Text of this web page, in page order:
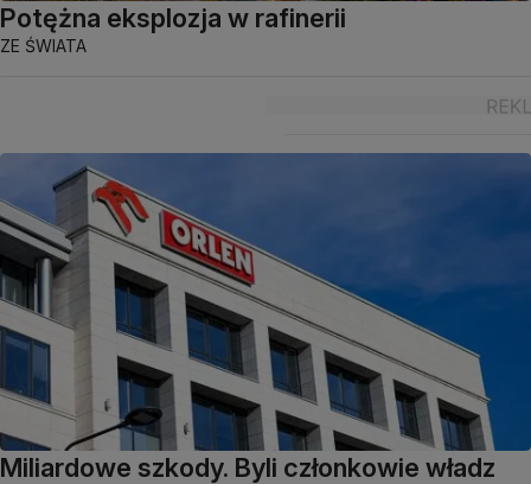
Potężna eksplozja w rafinerii
ZE ŚWIATA
Miliardowe szkody. Byli członkowie władz